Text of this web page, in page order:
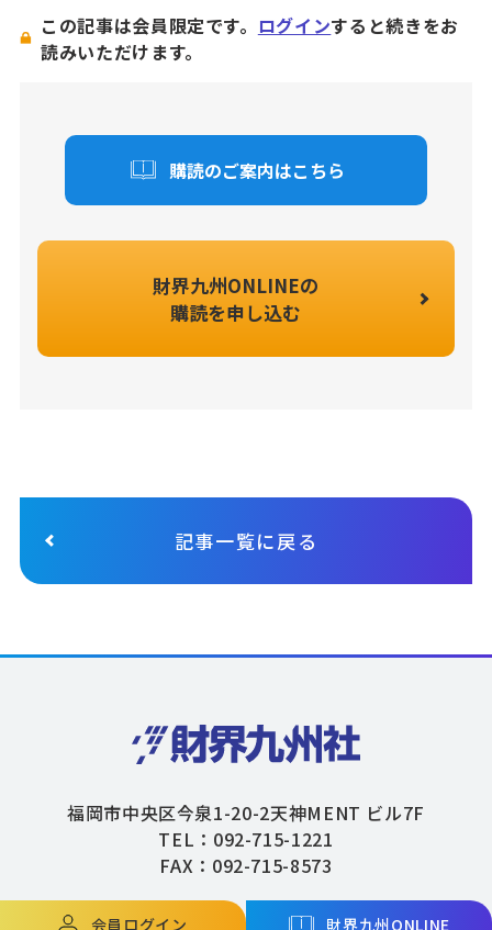
この記事は会員限定です。 ログインすると続きをお
読みいただけます。
購読のご案内はこちら
財界九州ONLINEの
購読を申し込む
記事一覧に戻る
会員ログイン 財界九州ONLINE
福岡市中央区今泉1-20-2天神MENT ビル7F
TEL：092-715-1221
FAX：092-715-8573